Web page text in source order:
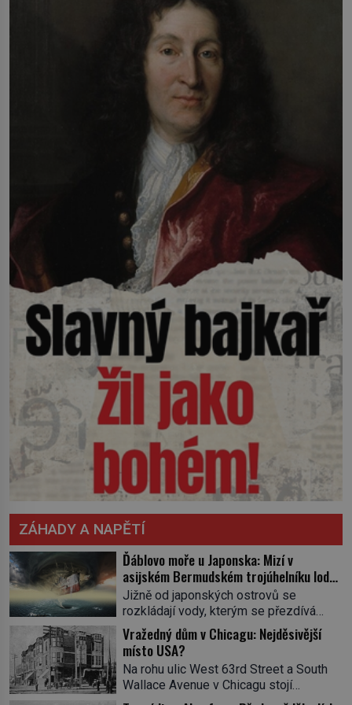
ZÁHADY A NAPĚTÍ
Ďáblovo moře u Japonska: Mizí v
asijském Bermudském trojúhelníku lodě
ve spárech neznámé síly?
Jižně od japonských ostrovů se
rozkládají vody, kterým se přezdívá
Ďáblovo moře. Vypráví se o lodích
mizejících beze stopy, podivných
světlech, zrádných proudech i mořských
dracích, kteří měli tyto končiny střežit už
v dávných legendách. Je tichomořský
Vražedný dům v Chicagu: Nejděsivější
místo USA?
Na rohu ulic West 63rd Street a South
Wallace Avenue v Chicagu stojí
nenápadná pošta. Nemá žádný speciální